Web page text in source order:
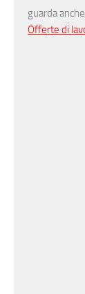
guarda
Offerte di